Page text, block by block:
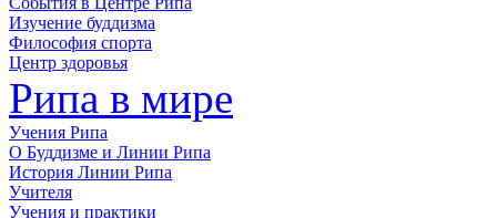
Изучение буддизма
Философия спорта
Центр здоровья
Рипа в мире
Учения Рипа
О Буддизме и Линии Рипа
История Линии Рипа
Учителя
Учения и практики